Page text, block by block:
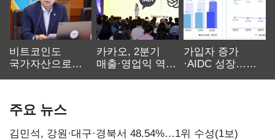
비트코인도
국가자산으로…'
카카오, 2분기
매출·영업익 역대
가입자 증가
·AIDC 성장…
주요 뉴스
김민석, 강원·대구·경북서 48.54%…1위 수성(1보)